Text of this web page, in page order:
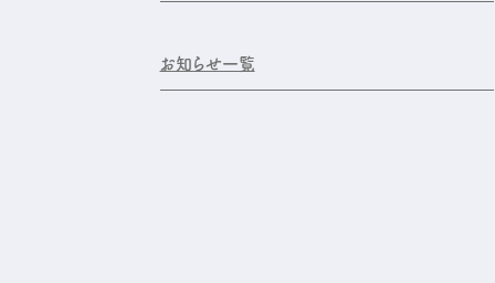
お知らせ一覧